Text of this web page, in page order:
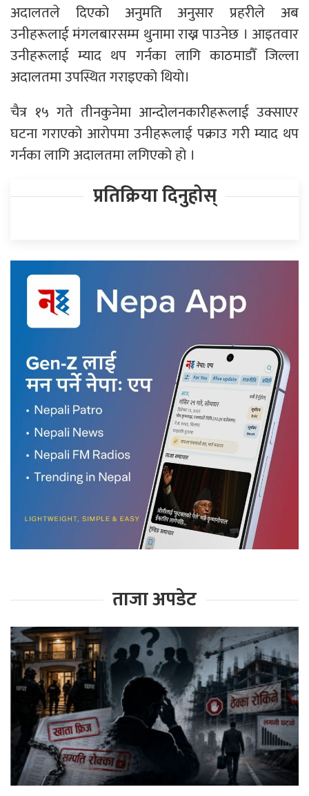
अदालतले दिएको अनुमति अनुसार प्रहरीले अब
उनीहरूलाई मंगलबारसम्म थुनामा राख्न पाउनेछ । आइतवार
उनीहरूलाई म्याद थप गर्नका लागि काठमाडौँ जिल्ला
अदालतमा उपस्थित गराइएको थियाे।
चैत्र १५ गते तीनकुनेमा आन्दोलनकारीहरूलाई उक्साएर
घटना गराएको आरोपमा उनीहरूलाई पक्राउ गरी म्याद थप
गर्नका लागि अदालतमा लगिएको हो ।
प्रतिक्रिया दिनुहोस्
ताजा अपडेट